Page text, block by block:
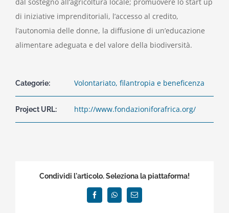
di iniziative imprenditoriali, l’accesso al credito,
l’autonomia delle donne, la diffusione di un’educazione
alimentare adeguata e del valore della biodiversità.
Categorie: Volontariato, filantropia e beneficenza
Project URL: http://www.fondazioniforafrica.org/
Condividi l'articolo. Seleziona la piattaforma!
FacebookWhatsAppEmail